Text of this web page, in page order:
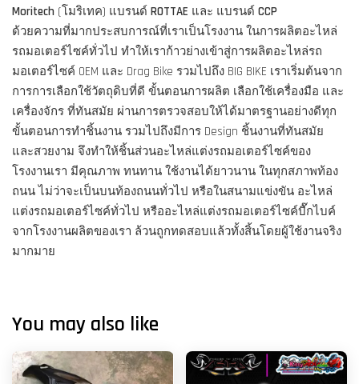
Moritech (โมริเทค) แบรนด์ ROTTAE และ แบรนด์ CCP
ด้วยความที่มากประสบการณ์ที่เราเป็นโรงงาน ในการผลิตอะไหล่
รถมอเตอร์ไซค์ทั่วไป ทำให้เราก้าวย่างเข้าสู่การผลิตอะไหล่รถ
มอเตอร์ไซค์ OEM และ Drag Bike รวมไปถึง BIG BIKE เราเริ่มต้นจาก
การการเลือกใช้วัตถุดิบที่ดี ขั้นตอนการผลิต เลือกใช้เครื่องมือ และ
เครื่องจักร ที่ทันสมัย ผ่านการตรวจสอบให้ได้มาตรฐานอย่างดีทุก
ขั้นตอนการทำชิ้นงาน รวมไปถึงมีการ Design ชิ้นงานที่ทันสมัย
และสวยงาม จึงทำให้ชิ้นส่วนอะไหล่แต่งรถมอเตอร์ไซค์ของ
โรงงานเรา มีคุณภาพ ทนทาน ใช้งานได้ยาวนาน ในทุกสภาพท้อง
ถนน ไม่ว่าจะเป็นบนท้องถนนทั่วไป หรือในสนามแข่งขัน อะไหล่
แต่งรถมอเตอร์ไซค์ทั่วไป หรืออะไหล่แต่งรถมอเตอร์ไซค์บื๊กไบค์
จากโรงงานผลิตของเรา ล้วนถูกทดสอบแล้วทั้งสิ้นโดยผู้ใช้งานจริง
มากมาย
You may also like